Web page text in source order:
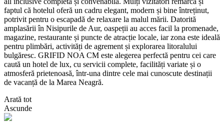
faptul că hotelul oferă un cadru elegant, modern și bine întreținut,
potrivit pentru o escapadă de relaxare la malul mării. Datorită
amplasării în Nisipurile de Aur, oaspeții au acces facil la promenade,
magazine, restaurante și puncte de atracție locale, iar zona este ideală
pentru plimbări, activități de agrement și explorarea litoralului
bulgăresc. GRIFID NOA CM este alegerea perfectă pentru cei care
caută un hotel de lux, cu servicii complete, facilități variate și o
atmosferă prietenoasă, într-una dintre cele mai cunoscute destinații
de vacanță de la Marea Neagră.
Arată tot
Ascunde